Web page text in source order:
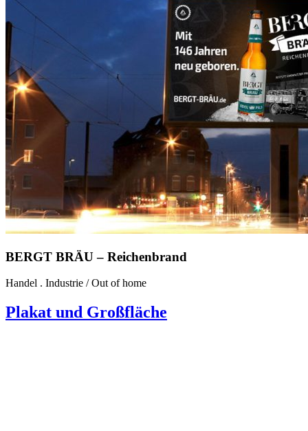
BERGT BRÄU – Reichenbrand
Handel . Industrie /Out of home
Plakat und Großfläche